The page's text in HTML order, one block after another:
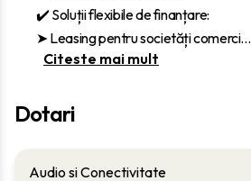
✔️ Soluții flexibile de finanțare:
‎➤ Leasing pentru societăți comerci...
Citeste mai mult
Dotari
Audio si Conectivitate